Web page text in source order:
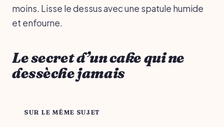
moins. Lisse le dessus avec une spatule humide
et enfourne.
Le secret d’un cake qui ne
dessèche jamais
SUR LE MÊME SUJET